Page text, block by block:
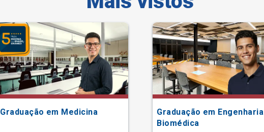
Graduação em Medicina
Graduação em Engenharia
Biomédica